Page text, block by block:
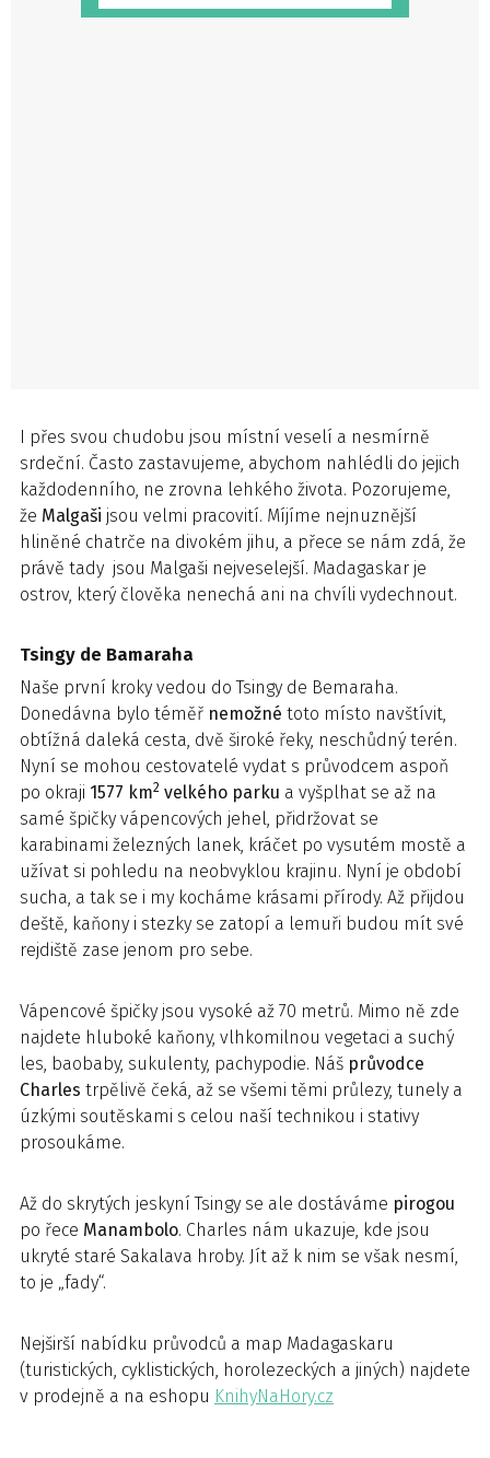
I přes svou chudobu jsou místní veselí a nesmírně
srdeční. Často zastavujeme, abychom nahlédli do jejich
každodenního, ne zrovna lehkého života. Pozorujeme,
že Malgaši jsou velmi pracovití. Míjíme nejnuznější
hliněné chatrče na divokém jihu, a přece se nám zdá, že
právě tady jsou Malgaši nejveselejší. Madagaskar je
ostrov, který člověka nenechá ani na chvíli vydechnout.
Tsingy de Bamaraha
Naše první kroky vedou do Tsingy de Bemaraha.
Donedávna bylo téměř nemožné toto místo navštívit,
obtížná daleká cesta, dvě široké řeky, neschůdný terén.
Nyní se mohou cestovatelé vydat s průvodcem aspoň
po okraji 1577 km2 velkého parku a vyšplhat se až na
samé špičky vápencových jehel, přidržovat se
karabinami železných lanek, kráčet po vysutém mostě a
užívat si pohledu na neobvyklou krajinu. Nyní je období
sucha, a tak se i my kocháme krásami přírody. Až přijdou
deště, kaňony i stezky se zatopí a lemuři budou mít své
rejdiště zase jenom pro sebe.
Vápencové špičky jsou vysoké až 70 metrů. Mimo ně zde
najdete hluboké kaňony, vlhkomilnou vegetaci a suchý
les, baobaby, sukulenty, pachypodie. Náš průvodce
Charles trpělivě čeká, až se všemi těmi průlezy, tunely a
úzkými soutěskami s celou naší technikou i stativy
prosoukáme.
Až do skrytých jeskyní Tsingy se ale dostáváme pirogou
po řece Manambolo. Charles nám ukazuje, kde jsou
ukryté staré Sakalava hroby. Jít až k nim se však nesmí,
to je „fady“.
Nejširší nabídku průvodců a map Madagaskaru
(turistických, cyklistických, horolezeckých a jiných) najdete
v prodejně a na eshopu KnihyNaHory.cz